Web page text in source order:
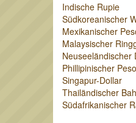
Indische Rupie
Südkoreanischer
Mexikanischer
Malaysischer
Neuseeländischer
Phillipinischer Peso
Singapur-Dollar
Thailändischer
Südafrikanischer